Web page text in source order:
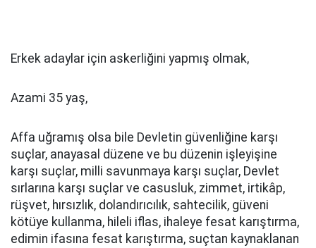
Erkek adaylar için askerliğini yapmış olmak,
Azami 35 yaş,
Affa uğramış olsa bile Devletin güvenliğine karşı
suçlar, anayasal düzene ve bu düzenin işleyişine
karşı suçlar, milli savunmaya karşı suçlar, Devlet
sırlarına karşı suçlar ve casusluk, zimmet, irtikâp,
rüşvet, hırsızlık, dolandırıcılık, sahtecilik, güveni
kötüye kullanma, hileli iflas, ihaleye fesat karıştırma,
edimin ifasına fesat karıştırma, suçtan kaynaklanan